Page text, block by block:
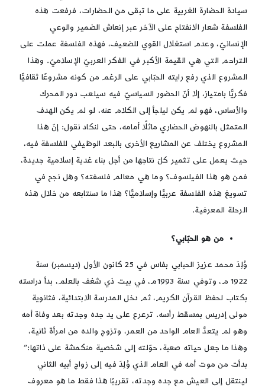
سيادة الحضارة الغربية على ما تبقى من الحضارات، فرفعت هذه
الفلسفة شعار الانفتاح على الآخر عبر إنعاش الضمير والوعي
الإنسانيّ، وعدم استغلال القوي للضعيف، فهذه الفلسفة عملت على
التراحم التي هي القيمة الأكبر في الفكر العربيّ الإسلاميّ. وهذا
المشروع الذي رفع رايته الحبّابي على الرغم من كونه مشروعًا ثقافيًّا
فكريًّا بامتياز، إلا أنّ الحضور السياسيّ فيه سيلعب دور المحرك
والأساس، فهو لم يكن ليلجأ إلى الكلام عنه، لو لم يكن الهدف
المتمثل بالنهوض الحضاري ماثلًا أمامه، حتى لنكاد نقول: إنّ هذا
المشروع يختلف عن المشاريع الأخرى بالبعد الوظيفي للفلسفة فيه،
حيث يعمل على تثمير كلّ نتاجها من أجل بناء غدية إسلامية جديدة،
فمن هو هذا الفيلسوف؟ وما هي معالم فلسفته؟ وهل نجح في
تسويغ هذه الفلسفة عربيًّا وإسلاميًّا؟ هذا ما سنتابعه من خلال هذه
الرحلة المعرفية.
من هو الحبّابي؟
وُلِدَ محمد عزيز الحبابي بفاس في 25 كانون الأول (ديسمبر) سنة
1922 م، وتوفي سنة 1993م، في بيت ذي شغف بالعلم، بدأ دراسته
بكتاب لحفظ القرآن الكريم، ثم دخل المدرسة الابتدائية، فثانوية
مولى إدريس بمسقط رأسه. ترعرع على يد جده وجدته بعد وفاة أمه
وهو لم يتعدَّ العام الواحد من العمر، وتزوج والده من امرأة ثانية،
وهذا ما جعل حياته صعبة، حوّلته إلى شخصية منكمشة على ذاتها:”
بدأت من موت أمه في العام الذي وُلِدَ فيه إلى زواج أبيه الثاني
لينتقل إلى العيش مع جده وجدته، تقريبًا هذا فقط ما هو معروف